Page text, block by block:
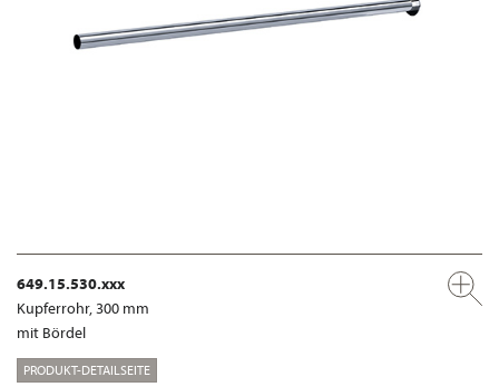
649.15.530.xxx
Kupferrohr, 300 mm
mit Bördel
PRODUKT-DETAILSEITE